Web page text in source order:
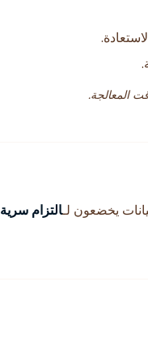
المعالجة.
التزام سرية